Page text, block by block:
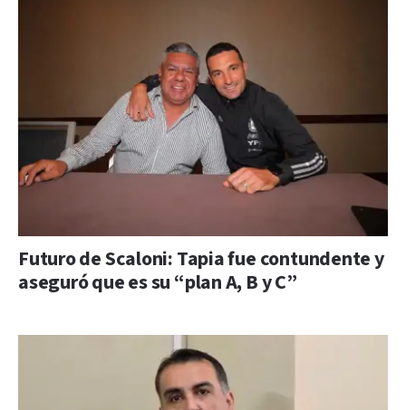
Futuro de Scaloni: Tapia fue contundente y
aseguró que es su “plan A, B y C”